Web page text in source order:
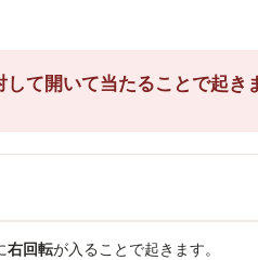
て開いて当たることで起き
右回転が入ることで起きます。